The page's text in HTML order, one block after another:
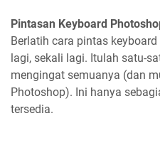
Pintasan Keyboard
Berlatih cara pintas
lagi, sekali lagi. Itulah satu-
mengingat semuanya (dan
Photoshop). Ini hanya
tersedia.